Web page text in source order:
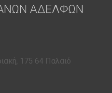
ΑΔΕΛΦΩΝ
175 64 Παλαιό